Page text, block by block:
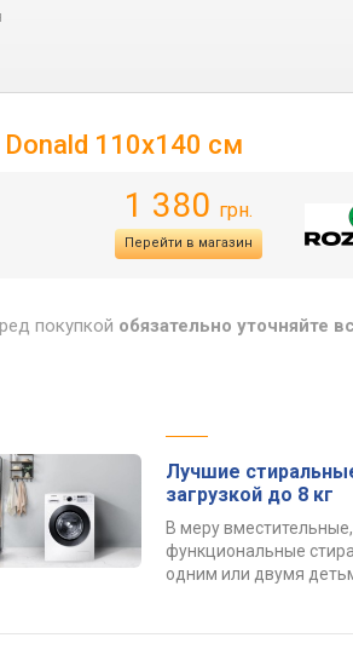
110х140 см
1 380 грн.
Перейти в магазин
покупкой обязательно уточняйте
Лучшие
загрузкой до 8 кг
В меру
функциональные
одним или двумя